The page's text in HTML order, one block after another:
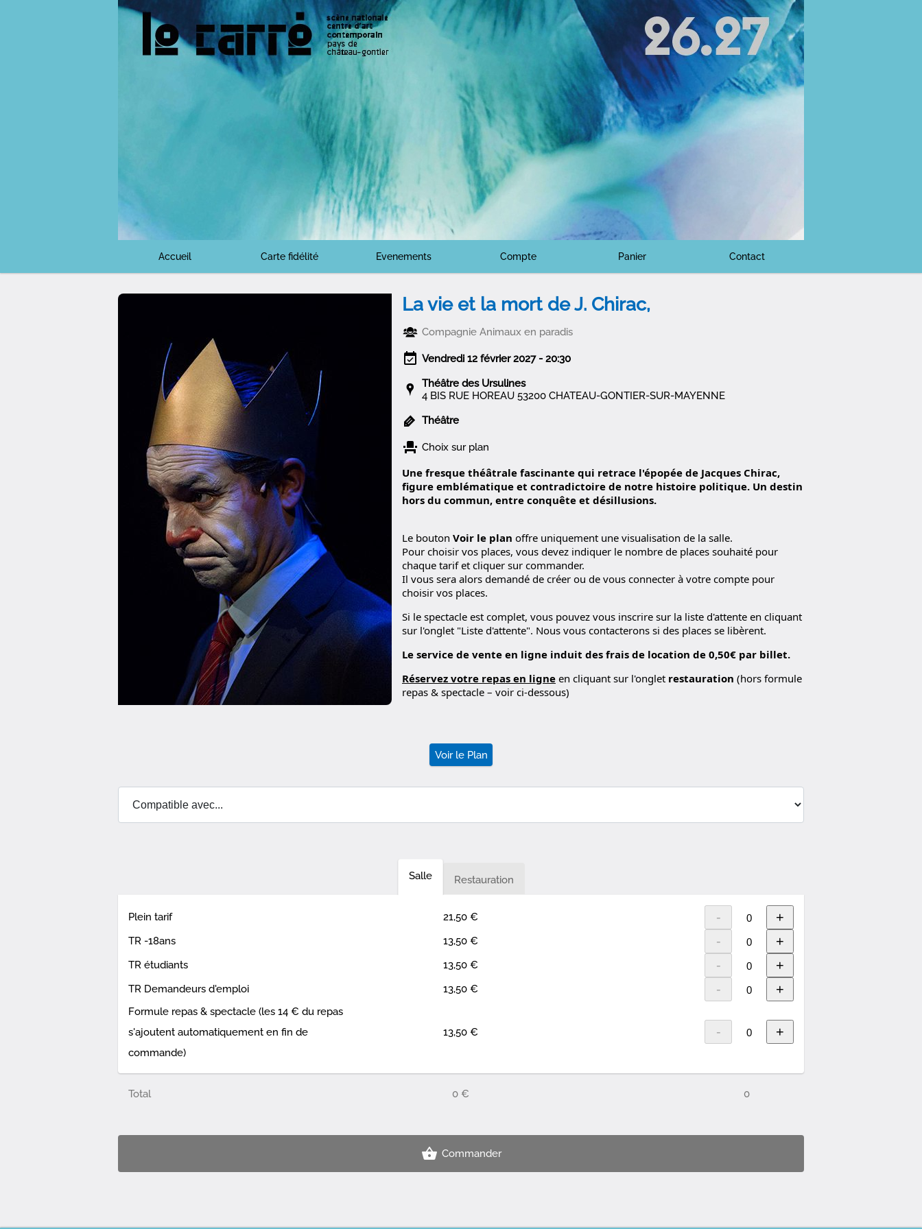
Accueil Carte fidélité Evenements Compte Panier Contact
La vie et la mort de J. Chirac,
Compagnie Animaux en paradis
Vendredi 12 février 2027 - 20:30
Théâtre des Ursulines
4 BIS RUE HOREAU 53200 CHATEAU-GONTIER-SUR-MAYENNE
Théâtre
Choix sur plan
Une fresque théâtrale fascinante qui retrace l'épopée de Jacques Chirac,
figure emblématique et contradictoire de notre histoire politique. Un destin
hors du commun, entre conquête et désillusions.
Le bouton Voir le plan offre uniquement une visualisation de la salle.
Pour choisir vos places, vous devez indiquer le nombre de places souhaité pour
chaque tarif et cliquer sur commander.
Il vous sera alors demandé de créer ou de vous connecter à votre compte pour
choisir vos places.
Si le spectacle est complet, vous pouvez vous inscrire sur la liste d'attente en cliquant
sur l'onglet "Liste d'attente". Nous vous contacterons si des places se libèrent.
Le service de vente en ligne induit des frais de location de 0,50€ par billet.
Réservez votre repas en ligne en cliquant sur l'onglet restauration (hors formule
repas & spectacle – voir ci-dessous)
Voir le Plan
Salle Restauration
Plein tarif 21,50 € - +
TR -18ans 13,50 € - +
TR étudiants 13,50 € - +
TR Demandeurs d'emploi 13,50 € - +
Formule repas & spectacle (les 14 € du repas
s'ajoutent automatiquement en fin de
commande)
13,50 € - +
Total 0 € 0
Commander